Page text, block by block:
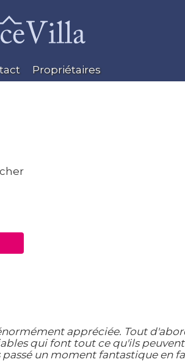
Propriétaires
appréciée. Tout
qui font tout ce qu'ils
un moment fantastique en